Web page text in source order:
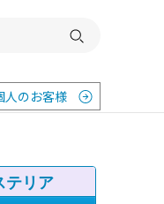
人のお客様
検索する
テリア